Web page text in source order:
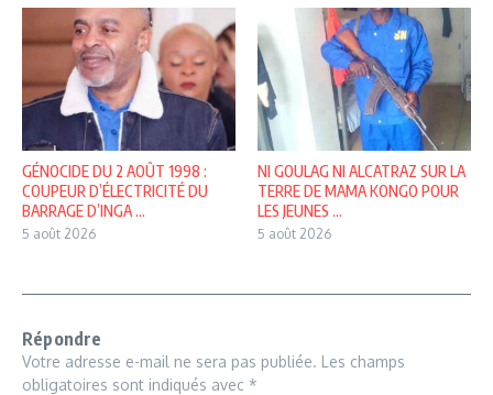
GÉNOCIDE DU 2 AOÛT 1998 :
COUPEUR D’ÉLECTRICITÉ DU
BARRAGE D’INGA ...
5 août 2026
NI GOULAG NI ALCATRAZ SUR LA
TERRE DE MAMA KONGO POUR
LES JEUNES ...
5 août 2026
Répondre
Votre adresse e-mail ne sera pas publiée. Les champs
obligatoires sont indiqués avec *